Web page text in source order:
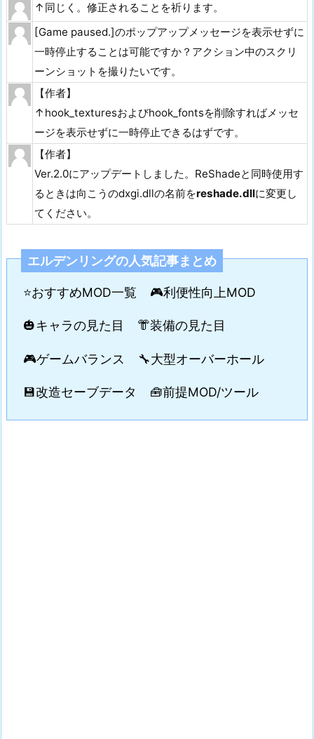
↑同じく。修正されることを祈ります。
[Game paused.]のポップアップメッセージを表示せずに
一時停止することは可能ですか？アクション中のスクリ
ーンショットを撮りたいです。
【作者】
↑hook_texturesおよびhook_fontsを削除すればメッセ
ージを表示せずに一時停止できるはずです。
【作者】
Ver.2.0にアップデートしました。ReShadeと同時使用す
るときは向こうのdxgi.dllの名前をreshade.dllに変更し
てください。
エルデンリングの人気記事まとめ
⭐おすすめMOD一覧 🎮利便性向上MOD
🎃キャラの見た目 👘装備の見た目
🎮ゲームバランス 🔧大型オーバーホール
💾改造セーブデータ 🧰前提MOD/ツール